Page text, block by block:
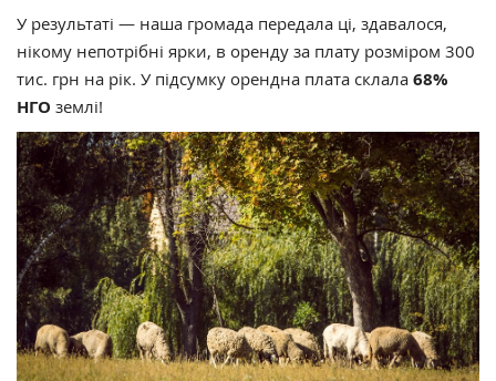
У результаті — наша громада передала ці, здавалося,
нікому непотрібні ярки, в оренду за плату розміром 300
тис. грн на рік. У підсумку орендна плата склала 68%
НГО землі!